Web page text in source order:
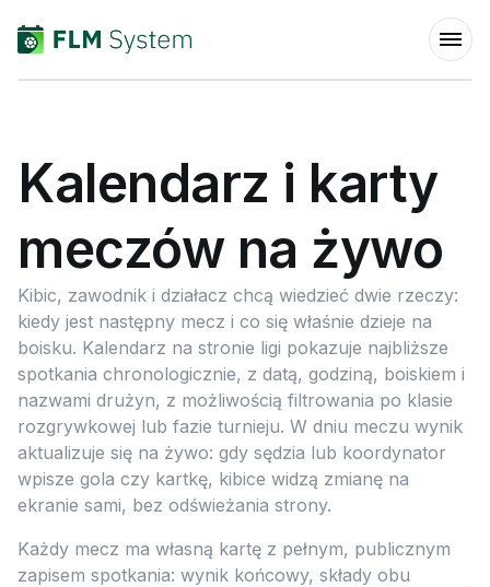
Kalendarz i karty
meczów na żywo
Kibic, zawodnik i działacz chcą wiedzieć dwie rzeczy:
kiedy jest następny mecz i co się właśnie dzieje na
boisku. Kalendarz na stronie ligi pokazuje najbliższe
spotkania chronologicznie, z datą, godziną, boiskiem i
nazwami drużyn, z możliwością filtrowania po klasie
rozgrywkowej lub fazie turnieju. W dniu meczu wynik
aktualizuje się na żywo: gdy sędzia lub koordynator
wpisze gola czy kartkę, kibice widzą zmianę na
ekranie sami, bez odświeżania strony.
Każdy mecz ma własną kartę z pełnym, publicznym
zapisem spotkania: wynik końcowy, składy obu